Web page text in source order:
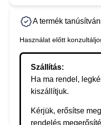
A termék
Használat előtt
Szállítás:
Ha ma rendel,
kiszállítjuk.
Kérjük, erősítse
rendelés